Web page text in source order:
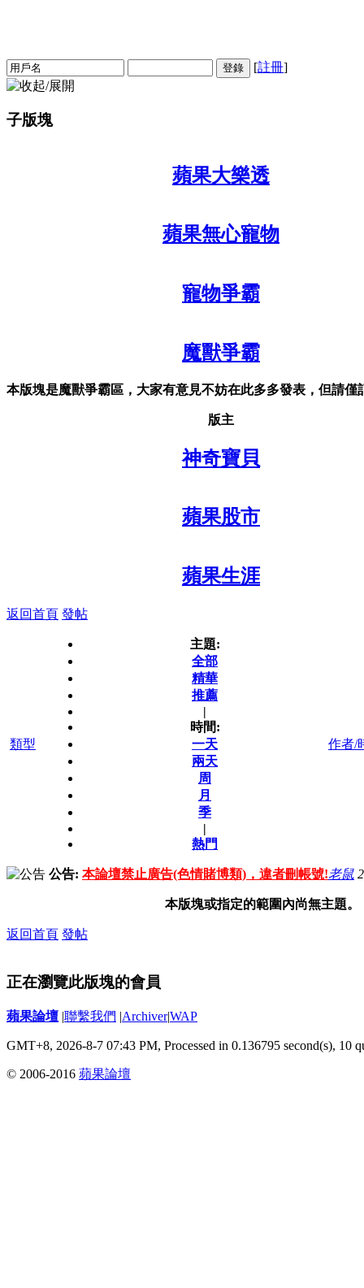
登錄 [註冊]
子版塊
蘋果大樂透
蘋果無心寵物
寵物爭霸
魔獸爭霸
本版塊是魔獸爭霸區，大家有意見不妨在此多多發表，但請僅
版主
神奇寶貝
蘋果股市
蘋果生涯
返回首頁 發帖
類型
主題:
全部
精華
推薦
|
時間:
一天
兩天
周
月
季
|
熱門
作者/
公告: 本論壇禁止廣告(色情賭博類)，違者刪帳號!老鼠
本版塊或指定的範圍內尚無主題。
返回首頁 發帖
正在瀏覽此版塊的會員
蘋果論壇 |聯繫我們 |Archiver|WAP
GMT+8, 2026-8-7 07:43 PM, Processed in 0.136795 second(s), 10
© 2006-2016 蘋果論壇